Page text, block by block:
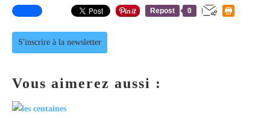
Repost 0
S'inscrire à la newsletter
Vous aimerez aussi :